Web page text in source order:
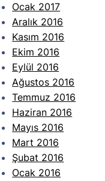
Ocak 2017
Aralık 2016
Kasım 2016
Ekim 2016
Eylül 2016
Ağustos 2016
Temmuz 2016
Haziran 2016
Mayıs 2016
Mart 2016
Şubat 2016
Ocak 2016